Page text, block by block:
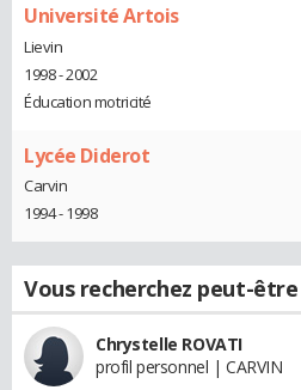
Université Artois
Lievin
1998 - 2002
Éducation motricité
Lycée Diderot
Carvin
1994 - 1998
Vous recherchez peut-être
Chrystelle ROVATI
profil personnel | CARVIN